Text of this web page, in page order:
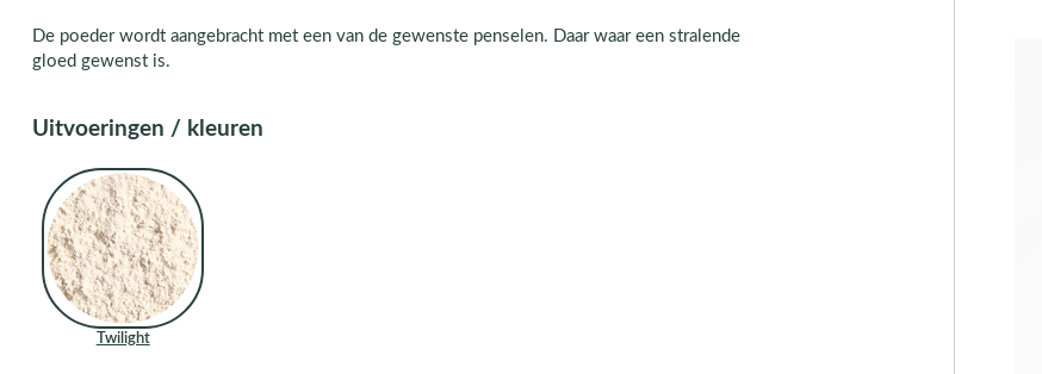
De poeder wordt aangebracht met een van de gewenste penselen. Daar waar een stralende
gloed gewenst is.
Uitvoeringen / kleuren
Twilight